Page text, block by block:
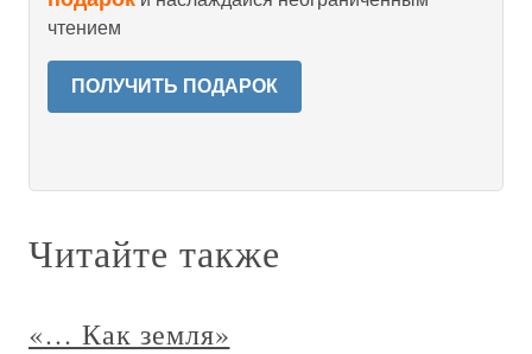
чтением
ПОЛУЧИТЬ ПОДАРОК
Читайте также
«… Как земля»